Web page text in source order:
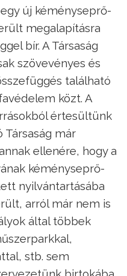
új kéményseprő-
megalapításra
bír. A Társaság
szövevényes és
található
közt. A
értesültünk
Társaság már
ellenére, hogy a
kéményseprő-
nyilvántartásába
arról már nem is
által többek
stb. sem